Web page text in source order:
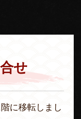
せ
に移転しまし